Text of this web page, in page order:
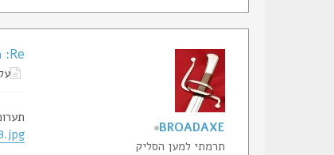
Re: תערוכת סכינים ונשק קר בפתח-תקווה
BROADAXE
תרמתי למען הסליק